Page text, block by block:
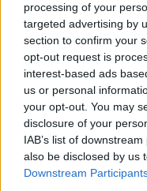
processing of your
targeted advertising by
section to confirm your
opt-out request is
interest-based ads
us or personal
your opt-out. You may
disclosure of your
IAB’s list of
also be disclosed by us
Downstream
Minka
T.